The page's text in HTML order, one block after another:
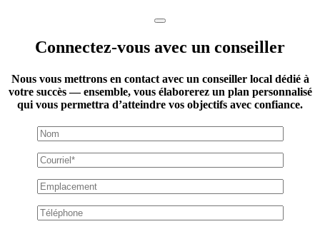
Connectez-vous avec un conseiller
Nous vous mettrons en contact avec un conseiller local dédié à
votre succès — ensemble, vous élaborerez un plan personnalisé
qui vous permettra d’atteindre vos objectifs avec confiance.